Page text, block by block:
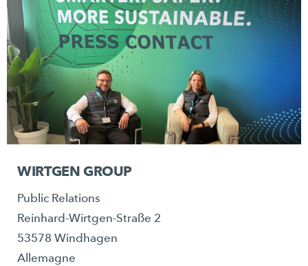
WIRTGEN GROUP
Public Relations
Reinhard-Wirtgen-Straße 2
53578 Windhagen
Allemagne